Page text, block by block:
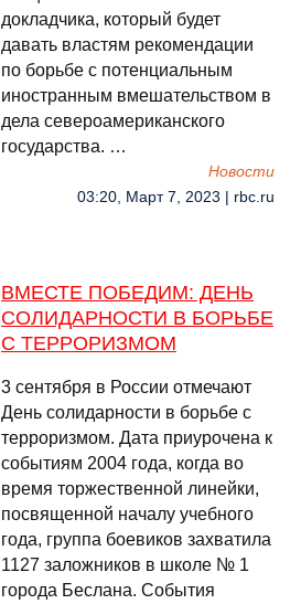
докладчика, который будет
давать властям рекомендации
по борьбе с потенциальным
иностранным вмешательством в
дела североамериканского
государства. …
Новости
03:20, Март 7, 2023 | rbc.ru
ВМЕСТЕ ПОБЕДИМ: ДЕНЬ
СОЛИДАРНОСТИ В БОРЬБЕ
С ТЕРРОРИЗМОМ
3 сентября в России отмечают
День солидарности в борьбе с
терроризмом. Дата приурочена к
событиям 2004 года, когда во
время торжественной линейки,
посвященной началу учебного
года, группа боевиков захватила
1127 заложников в школе № 1
города Беслана. События